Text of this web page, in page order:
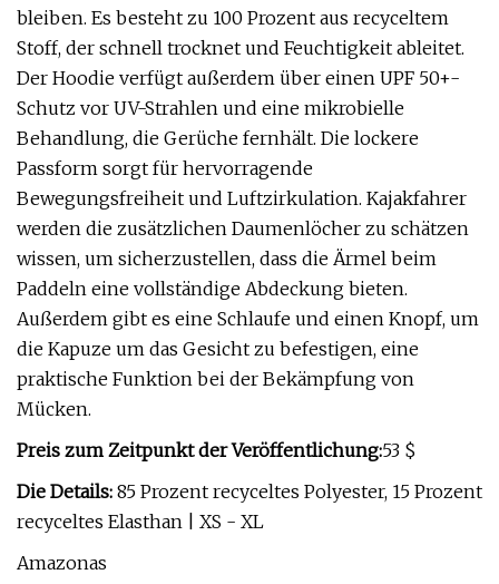
bleiben. Es besteht zu 100 Prozent aus recyceltem
Stoff, der schnell trocknet und Feuchtigkeit ableitet.
Der Hoodie verfügt außerdem über einen UPF 50+-
Schutz vor UV-Strahlen und eine mikrobielle
Behandlung, die Gerüche fernhält. Die lockere
Passform sorgt für hervorragende
Bewegungsfreiheit und Luftzirkulation. Kajakfahrer
werden die zusätzlichen Daumenlöcher zu schätzen
wissen, um sicherzustellen, dass die Ärmel beim
Paddeln eine vollständige Abdeckung bieten.
Außerdem gibt es eine Schlaufe und einen Knopf, um
die Kapuze um das Gesicht zu befestigen, eine
praktische Funktion bei der Bekämpfung von
Mücken.
Preis zum Zeitpunkt der Veröffentlichung:53 $
Die Details: 85 Prozent recyceltes Polyester, 15 Prozent
recyceltes Elasthan | XS - XL
Amazonas